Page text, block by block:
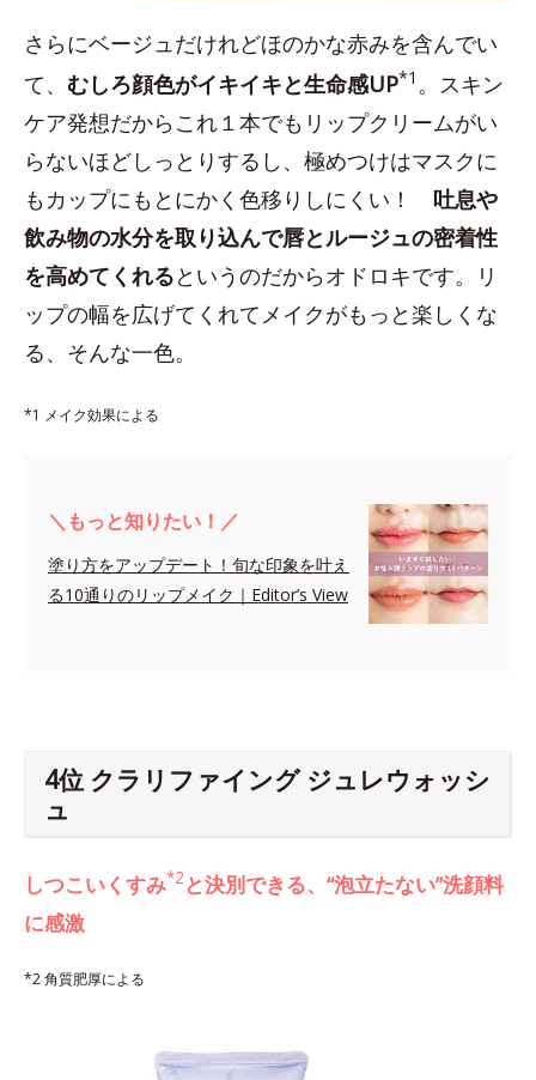
さらにベージュだけれどほのかな赤みを含んでい
て、 むしろ顔色がイキイキと生命感UP*1 。スキン
ケア発想だからこれ１本でもリップクリームがい
らないほどしっとりするし、極めつけはマスクに
もカップにもとにかく色移りしにくい！ 吐息や
飲み物の水分を取り込んで唇とルージュの密着性
を高めてくれるというのだからオドロキです。リ
ップの幅を広げてくれてメイクがもっと楽しくな
る、そんな一色。
*1 メイク効果による
＼もっと知りたい！／
塗り方をアップデート！旬な印象を叶え
る10通りのリップメイク｜Editor’s View
4位 クラリファイング ジュレウォッシ
ュ
しつこいくすみ*2 と決別できる、“泡立たない”洗顔料
に感激
*2 角質肥厚による